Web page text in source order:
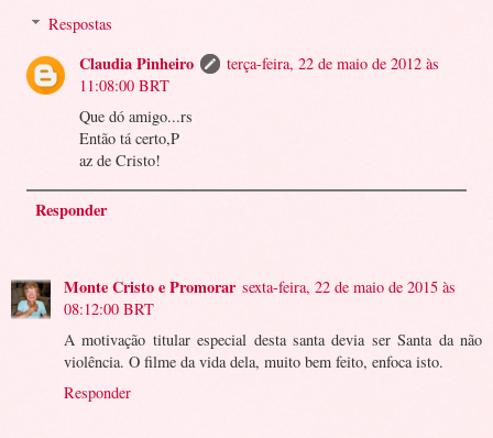
Respostas
Claudia Pinheiro
terça-feira, 22 de maio de 2012 às
11:08:00 BRT
Que dó amigo...rs
Então tá certo,P
az de Cristo!
Responder
Monte Cristo e Promorar sexta-feira, 22 de maio de 2015 às
08:12:00 BRT
A motivação titular especial desta santa devia ser Santa da não
violência. O filme da vida dela, muito bem feito, enfoca isto.
Responder